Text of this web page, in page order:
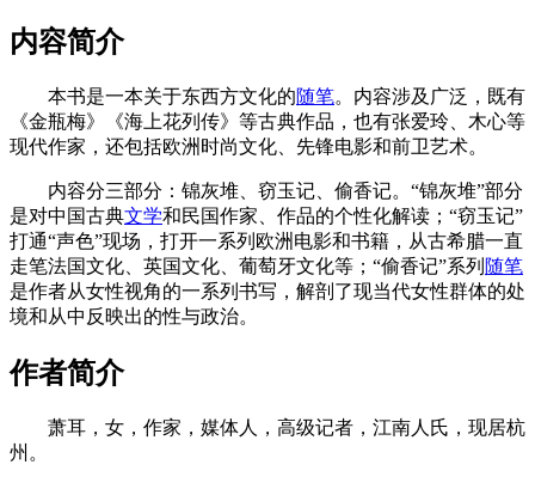
内容简介
本书是一本关于东西方文化的随笔。内容涉及广泛，既有
《金瓶梅》《海上花列传》等古典作品，也有张爱玲、木心等
现代作家，还包括欧洲时尚文化、先锋电影和前卫艺术。
内容分三部分：锦灰堆、窃玉记、偷香记。“锦灰堆”部分
是对中国古典文学和民国作家、作品的个性化解读；“窃玉记”
打通“声色”现场，打开一系列欧洲电影和书籍，从古希腊一直
走笔法国文化、英国文化、葡萄牙文化等；“偷香记”系列 随笔
是作者从女性视角的一系列书写，解剖了现当代女性群体的处
境和从中反映出的性与政治。
作者简介
萧耳，女，作家，媒体人，高级记者，江南人氏，现居杭
州。